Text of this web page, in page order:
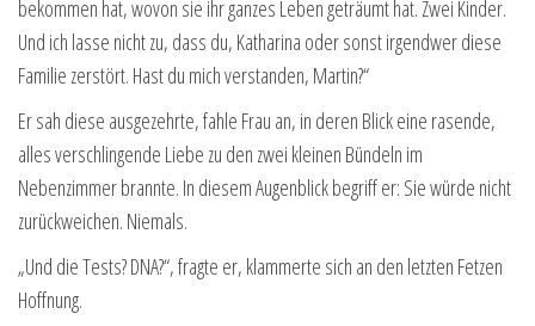
bekommen hat, wovon sie ihr ganzes Leben geträumt hat. Zwei Kinder.
Und ich lasse nicht zu, dass du, Katharina oder sonst irgendwer diese
Familie zerstört. Hast du mich verstanden, Martin?“
Er sah diese ausgezehrte, fahle Frau an, in deren Blick eine rasende,
alles verschlingende Liebe zu den zwei kleinen Bündeln im
Nebenzimmer brannte. In diesem Augenblick begriff er: Sie würde nicht
zurückweichen. Niemals.
„Und die Tests? DNA?“, fragte er, klammerte sich an den letzten Fetzen
Hoffnung.